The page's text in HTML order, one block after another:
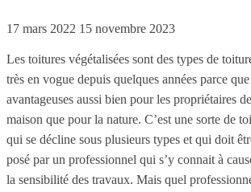
17 mars 2022 15 novembre 2023
Les toitures végétalisées sont des types de
très en vogue depuis quelques années parce
avantageuses aussi bien pour les propriétaires de
maison que pour la nature. C’est une sorte de
qui se décline sous plusieurs types et qui doit
posé par un professionnel qui s’y connait à
la sensibilité des travaux. Mais quel